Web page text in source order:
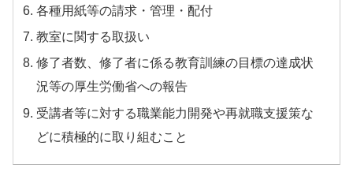
各種用紙等の請求・管理・配付
教室に関する取扱い
修了者数、修了者に係る教育訓練の目標の達成状
況等の厚生労働省への報告
受講者等に対する職業能力開発や再就職支援策な
どに積極的に取り組むこと